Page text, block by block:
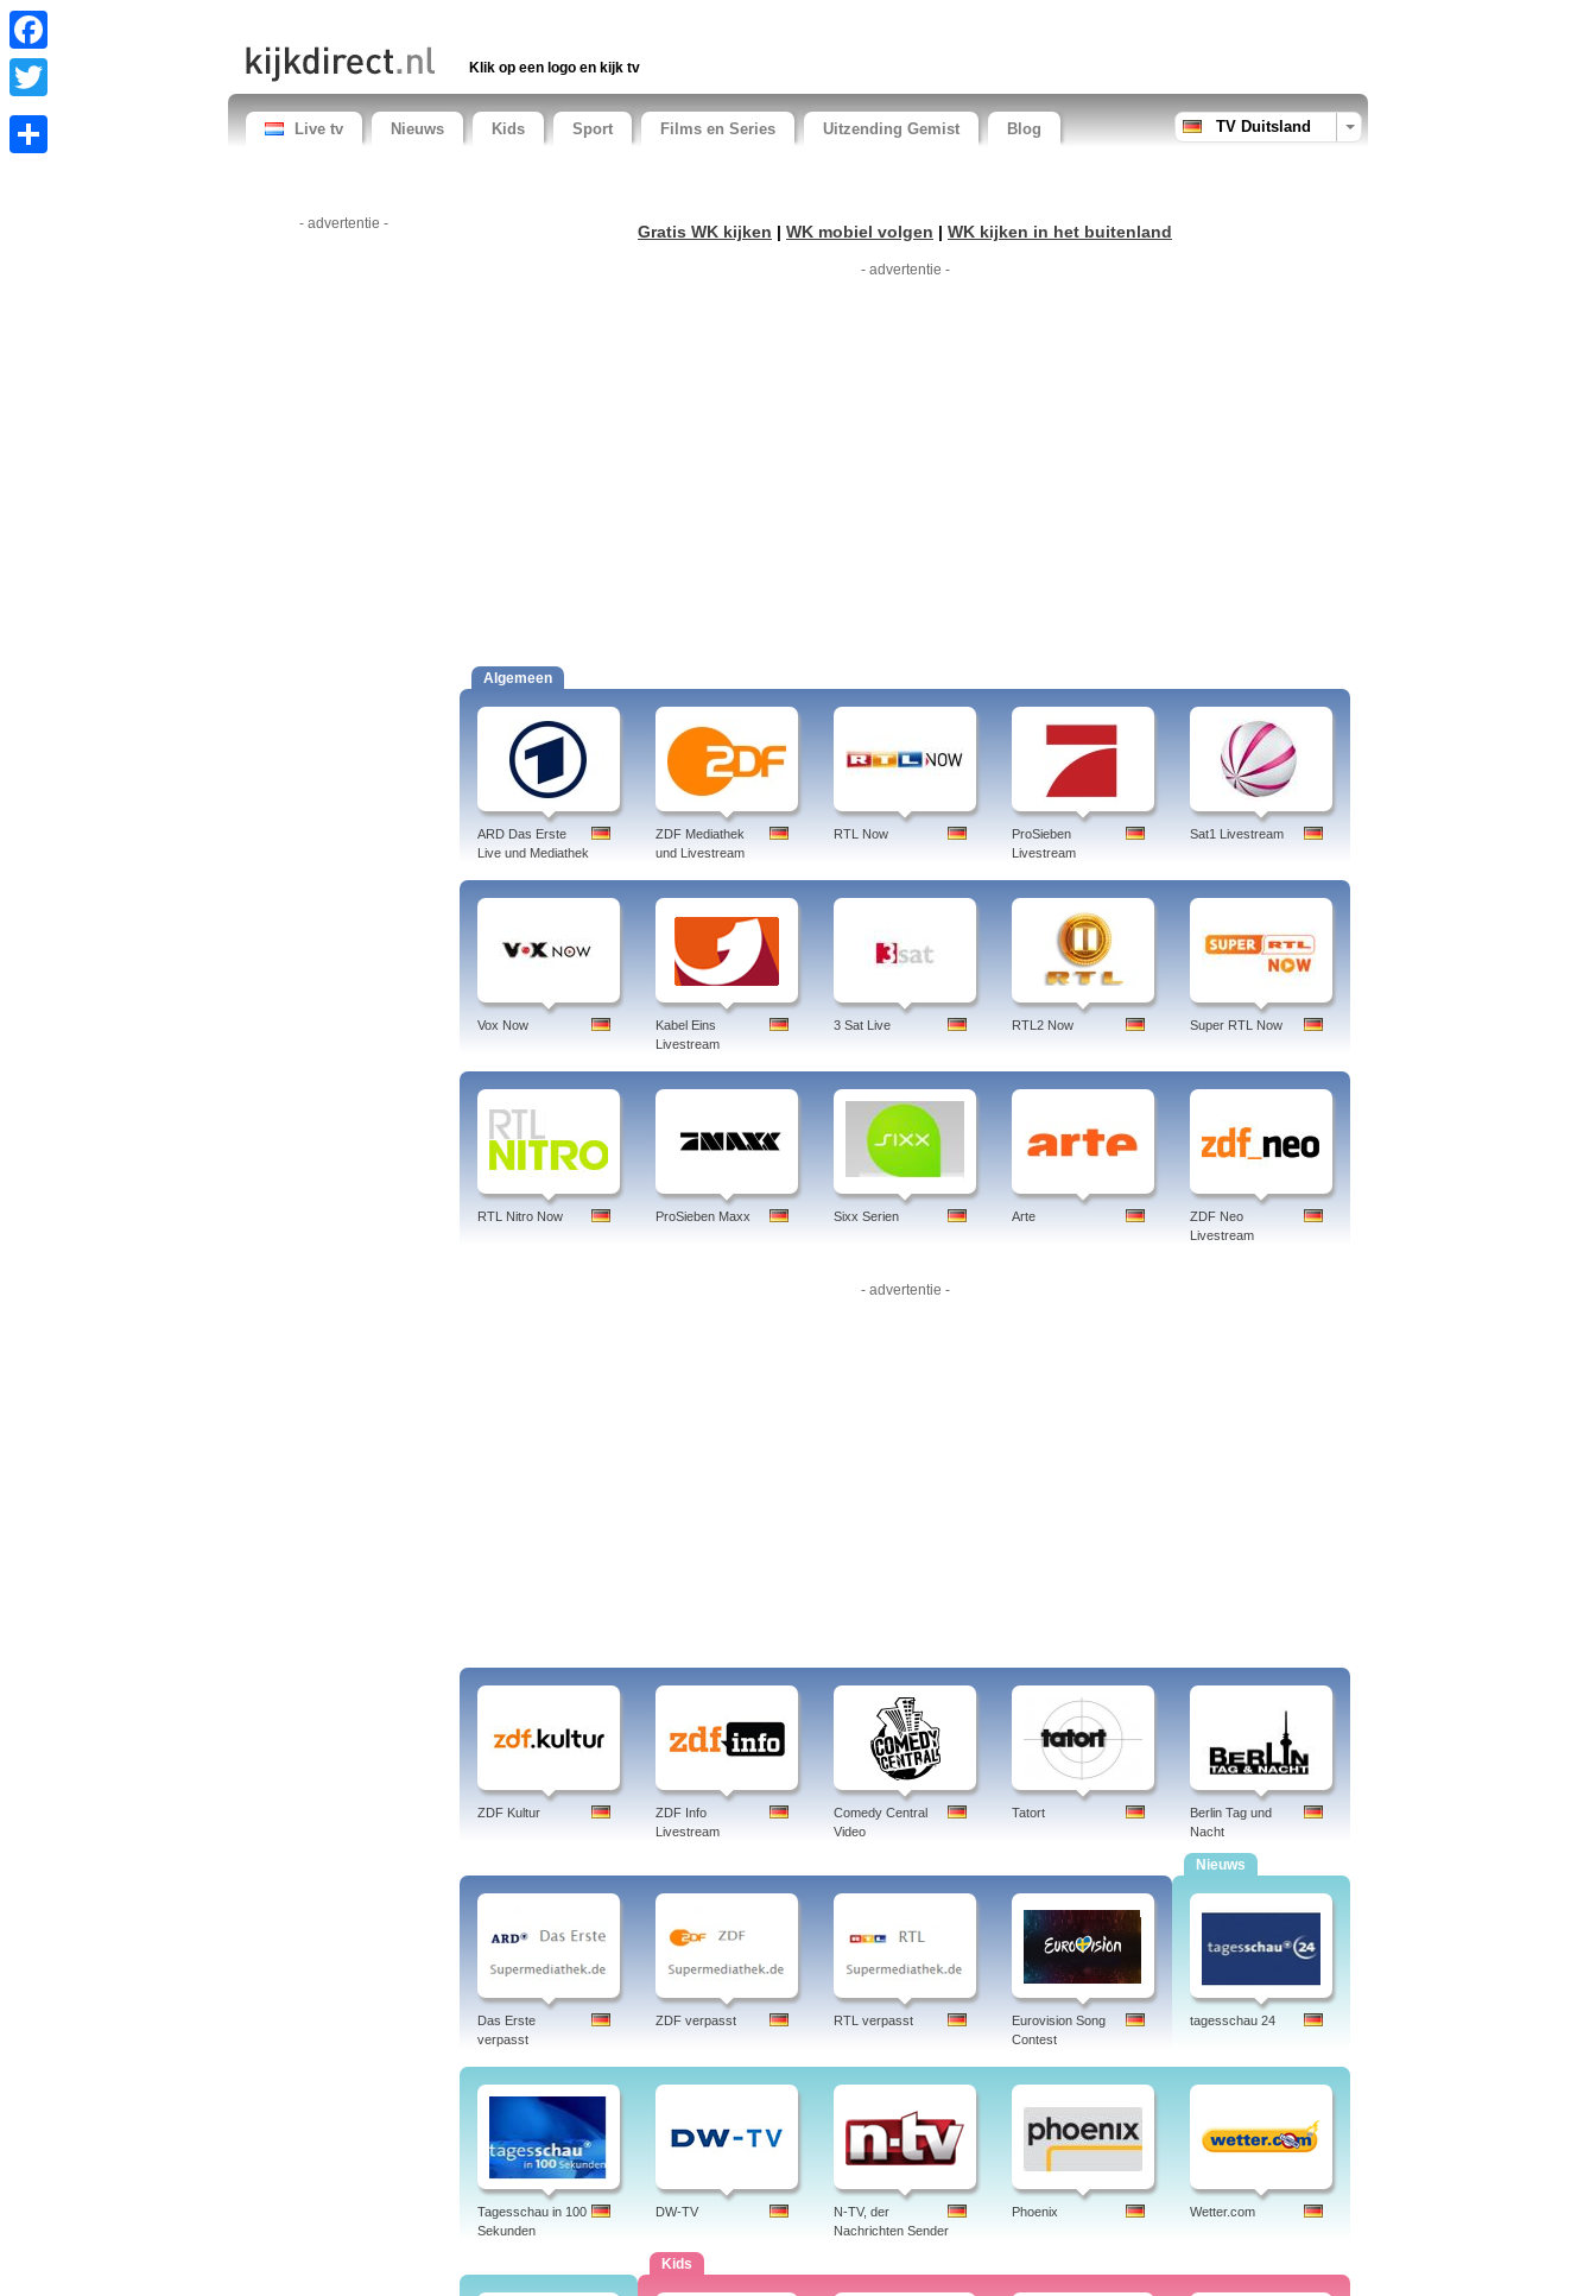
Facebook
Twitter
Klik op een logo en kijk tv
Live tv Nieuws Kids Sport Films en Series Uitzending Gemist Blog TV Duitsland
- advertentie - Gratis WK kijken | WK mobiel volgen | WK kijken in het buitenland
- advertentie -
Algemeen
ARD Das Erste
Live und Mediathek
ZDF Mediathek
und Livestream
RTL Now
ProSieben
Livestream
Sat1 Livestream
Vox Now
Kabel Eins
Livestream
3 Sat Live RTL2 Now Super RTL Now
RTL Nitro Now ProSieben Maxx Sixx Serien Arte
ZDF Neo
Livestream
- advertentie -
ZDF Kultur
ZDF Info
Livestream
Comedy Central
Video
Tatort
Berlin Tag und
Nacht
Das Erste
verpasst
ZDF verpasst RTL verpasst
Eurovision Song
Contest
Nieuws
tagesschau 24
Tagesschau in 100
Sekunden
DW-TV
N-TV, der
Nachrichten Sender
Phoenix Wetter.com
Kids